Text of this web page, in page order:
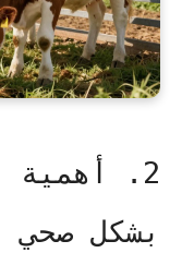
2. أهمية
بشكل صحي